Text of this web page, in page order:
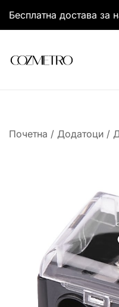
Бесплатна достава за
Почетна / Додатоци /